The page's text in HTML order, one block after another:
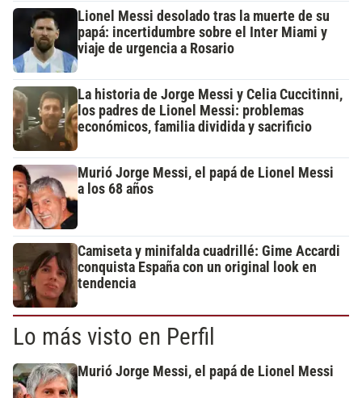
Lionel Messi desolado tras la muerte de su
papá: incertidumbre sobre el Inter Miami y
viaje de urgencia a Rosario
La historia de Jorge Messi y Celia Cuccitinni,
los padres de Lionel Messi: problemas
económicos, familia dividida y sacrificio
Murió Jorge Messi, el papá de Lionel Messi
a los 68 años
Camiseta y minifalda cuadrillé: Gime Accardi
conquista España con un original look en
tendencia
Lo más visto en Perfil
Murió Jorge Messi, el papá de Lionel Messi